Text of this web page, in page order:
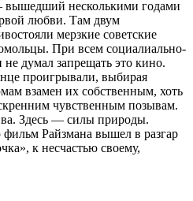
несколькими годами
любви. Там двум
мерзкие советские
При всем социалиально-
думал запрещать это кино.
проигрывали, выбирая
взамен их собственным, хоть
чувственным позывам.
Здесь — силы природы.
фильм Райзмана вышел в разгар
к несчастью своему,